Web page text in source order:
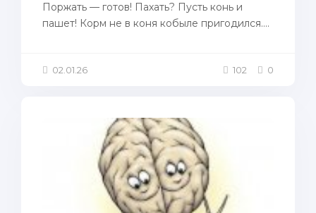
Поржать — готов! Пахать? Пусть конь и
пашет! Корм не в коня кобыле пригодился....
02.01.26 102 0